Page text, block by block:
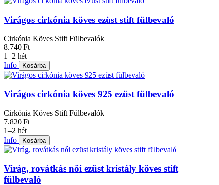
Virágos cirkónia köves ezüst stift fülbevaló
Cirkónia Köves Stift Fülbevalók
8.740 Ft
1–2 hét
Info
Kosárba
Virágos cirkónia köves 925 ezüst fülbevaló
Cirkónia Köves Stift Fülbevalók
7.820 Ft
1–2 hét
Info
Kosárba
Virág, rovátkás női ezüst kristály köves stift
fülbevaló